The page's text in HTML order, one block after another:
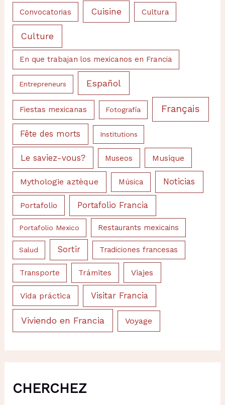
Convocatorias Cuisine Cultura
Culture
En que trabajan los mexicanos en Francia
Entrepreneurs Español
Fiestas mexicanas Fotografía Français
Fête des morts Institutions
Le saviez-vous? Museos Musique
Mythologie aztèque Música Noticias
Portafolio Portafolio Francia
Portafolio Mexico Restaurants mexicains
Salud Sortir Tradiciones francesas
Transporte Trámites Viajes
Vida práctica Visitar Francia
Viviendo en Francia Voyage
CHERCHEZ